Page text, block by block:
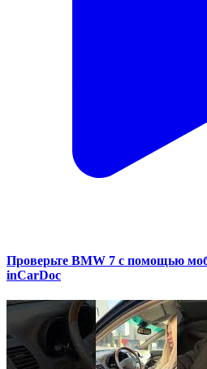
Проверьте BMW 7 с помощью
inCarDoc